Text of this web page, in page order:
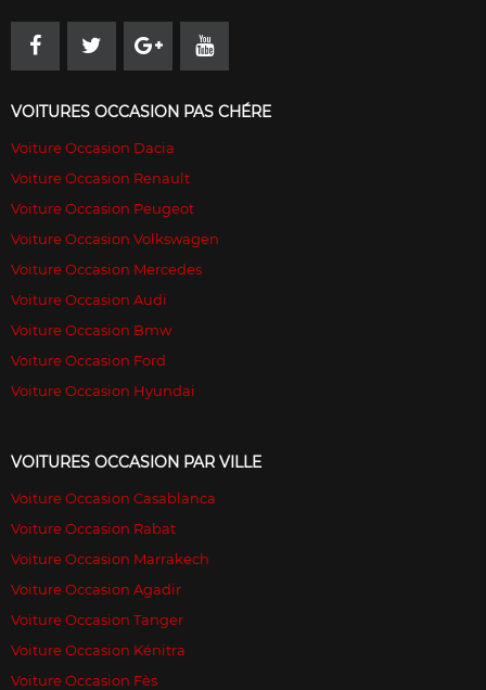
VOITURES OCCASION PAS CHÉRE
Voiture Occasion Dacia
Voiture Occasion Renault
Voiture Occasion Peugeot
Voiture Occasion Volkswagen
Voiture Occasion Mercedes
Voiture Occasion Audi
Voiture Occasion Bmw
Voiture Occasion Ford
Voiture Occasion Hyundai
VOITURES OCCASION PAR VILLE
Voiture Occasion Casablanca
Voiture Occasion Rabat
Voiture Occasion Marrakech
Voiture Occasion Agadir
Voiture Occasion Tanger
Voiture Occasion Kénitra
Voiture Occasion Fès